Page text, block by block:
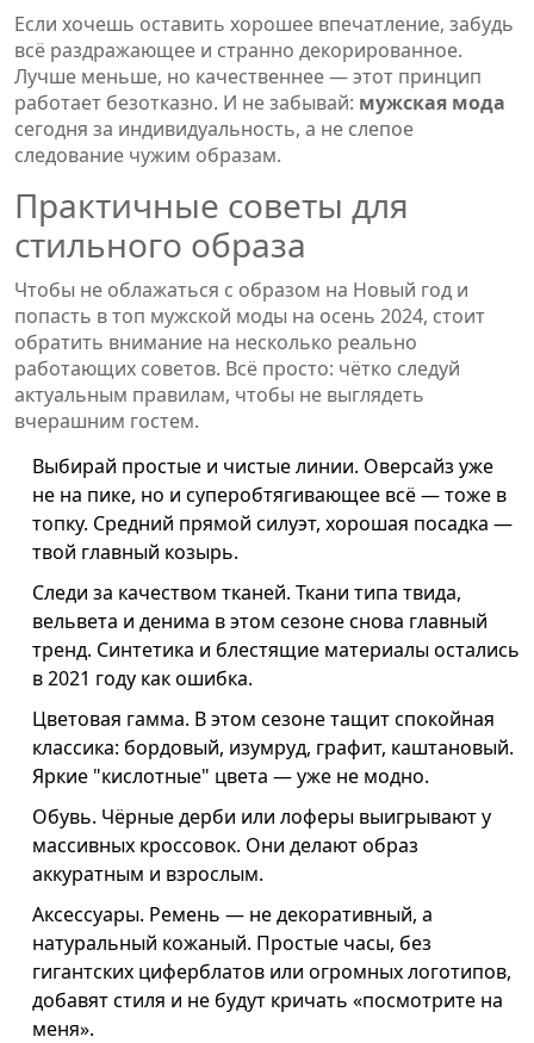
Если хочешь оставить хорошее впечатление, забудь
всё раздражающее и странно декорированное.
Лучше меньше, но качественнее — этот принцип
работает безотказно. И не забывай: мужская мода
сегодня за индивидуальность, а не слепое
следование чужим образам.
Практичные советы для
стильного образа
Чтобы не облажаться с образом на Новый год и
попасть в топ мужской моды на осень 2024, стоит
обратить внимание на несколько реально
работающих советов. Всё просто: чётко следуй
актуальным правилам, чтобы не выглядеть
вчерашним гостем.
Выбирай простые и чистые линии. Оверсайз уже
не на пике, но и суперобтягивающее всё — тоже в
топку. Средний прямой силуэт, хорошая посадка —
твой главный козырь.
Следи за качеством тканей. Ткани типа твида,
вельвета и денима в этом сезоне снова главный
тренд. Синтетика и блестящие материалы остались
в 2021 году как ошибка.
Цветовая гамма. В этом сезоне тащит спокойная
классика: бордовый, изумруд, графит, каштановый.
Яркие "кислотные" цвета — уже не модно.
Обувь. Чёрные дерби или лоферы выигрывают у
массивных кроссовок. Они делают образ
аккуратным и взрослым.
Аксессуары. Ремень — не декоративный, а
натуральный кожаный. Простые часы, без
гигантских циферблатов или огромных логотипов,
добавят стиля и не будут кричать «посмотрите на
меня».